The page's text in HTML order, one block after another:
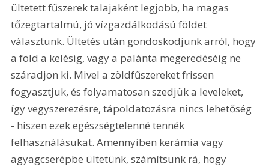
ültetett fűszerek talajaként legjobb, ha magas
tőzegtartalmú, jó vízgazdálkodású földet
választunk. Ültetés után gondoskodjunk arról, hogy
a föld a kelésig, vagy a palánta megeredéséig ne
száradjon ki. Mivel a zöldfűszereket frissen
fogyasztjuk, és folyamatosan szedjük a leveleket,
így vegyszerezésre, tápoldatozásra nincs lehetőség
- hiszen ezek egészségtelenné tennék
felhasználásukat. Amennyiben kerámia vagy
agyagcserépbe ültetünk, számítsunk rá, hogy